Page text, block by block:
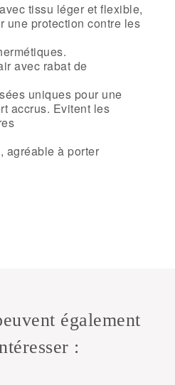
tissu léger et flexible,
une protection contre les
avec rabat de
uniques pour une
accrus. Evitent les
agréable à porter
également
: